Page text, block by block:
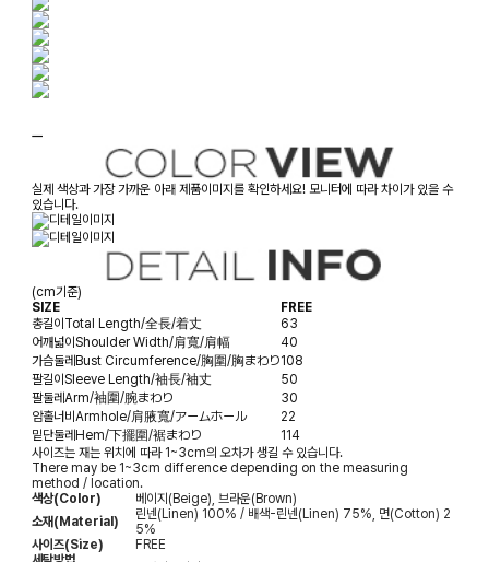
ㅡ
실제 색상과 가장 가까운 아래 제품이미지를 확인하세요! 모니터에 따라 차이가 있을 수
있습니다.
(cm기준)
SIZE
FREE
총길이Total Length/全長/着丈
63
어깨넓이Shoulder Width/肩寬/肩幅
40
가슴둘레Bust Circumference/胸圍/胸まわり108
팔길이Sleeve Length/袖長/袖丈
50
팔둘레Arm/袖圍/腕まわり
30
암홀너비Armhole/肩腋寬/アームホール
22
밑단둘레Hem/下擺圍/裾まわり
114
사이즈는 재는 위치에 따라 1~3cm의 오차가 생길 수 있습니다.
There may be 1~3cm difference depending on the measuring
method / location.
색상(Color)
베이지(Beige), 브라운(Brown)
소재(Material)
린넨(Linen) 100% / 배색-린넨(Linen) 75%, 면(Cotton) 2
5%
사이즈(Size)
FREE